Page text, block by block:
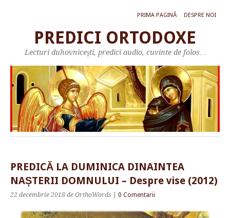
PRIMA PAGINĂ DESPRE NOI
PREDICI ORTODOXE
Lecturi duhovniceşti, predici audio, cuvinte de folos…
PREDICĂ LA DUMINICA DINAINTEA
NAȘTERII DOMNULUI – Despre vise (2012)
22 decembrie 2018 de OrthoWords 0 Comentarii